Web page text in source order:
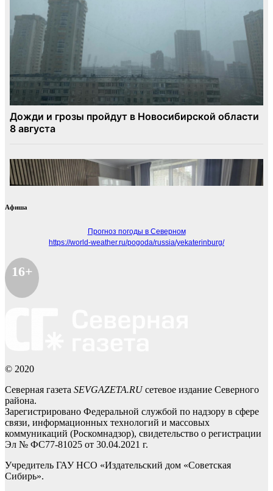
Афиша
Прогноз погоды в Северном
https://world-weather.ru/pogoda/russia/yekaterinburg/
16+
© 2020
Северная газета SEVGAZETA.RUсетевое издание Северного
района.
Зарегистрировано Федеральной службой по надзору в сфере
связи, информационных технологий и массовых
коммуникаций (Роскомнадзор), свидетельство о регистрации
Эл № ФС77-81025 от 30.04.2021 г.
Учредитель ГАУ НСО «Издательский дом «Советская
Сибирь».